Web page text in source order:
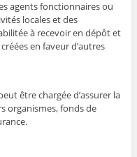
agents fonctionnaires ou
locales et des
à recevoir en dépôt et
en faveur d’autres
être chargée d’assurer la
organismes, fonds de